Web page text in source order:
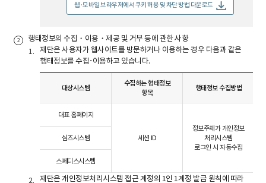
웹·모바일 브라우저에서 쿠키 허용 및 차단 방법 다운로드
행태정보의 수집・이용・제공 및 거부 등에 관한 사항
재단은 사용자가 웹사이트를 방문하거나 이용하는 경우 다음과 같은
행태정보를 수집･이용하고 있습니다.
대상시스템
수집하는 형태정보
항목
행태정보 수집방법
대표 홈페이지
세션 ID
정보주체가 개인정보
처리시스템
로그인 시 자동수집
심즈시스템
스페디스시스템
재단은 개인정보처리시스템 접근 계정의 1인 1계정 발급 원칙에 따라